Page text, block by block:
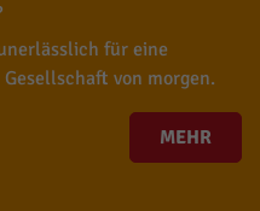
für eine
von morgen.
MEHR